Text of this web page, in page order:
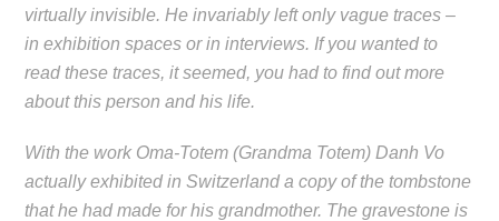
virtually invisible. He invariably left only vague traces –
in exhibition spaces or in interviews. If you wanted to
read these traces, it seemed, you had to find out more
about this person and his life.
With the work Oma-Totem (Grandma Totem) Danh Vo
actually exhibited in Switzerland a copy of the tombstone
that he had made for his grandmother. The gravestone is